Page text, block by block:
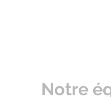
Notre